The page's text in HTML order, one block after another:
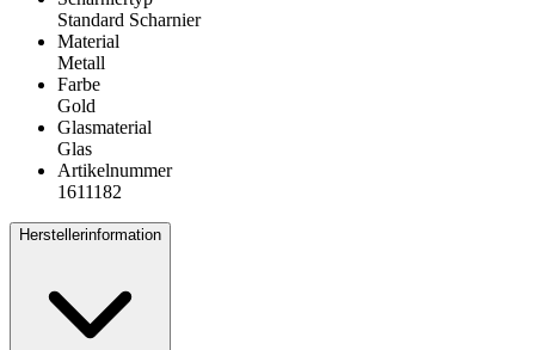
Standard Scharnier
Material
Metall
Farbe
Gold
Glasmaterial
Glas
Artikelnummer
1611182
Herstellerinformation